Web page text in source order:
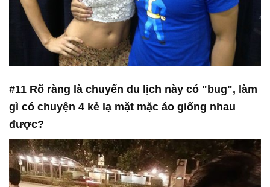
#11 Rõ ràng là chuyến du lịch này có "bug", làm
gì có chuyện 4 kẻ lạ mặt mặc áo giống nhau
được?